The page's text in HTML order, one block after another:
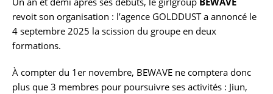
revoit son organisation : l’agence GOLDDUST a annoncé le
4 septembre 2025 la scission du groupe en deux
formations.
À compter du 1er novembre, BEWAVE ne comptera donc
plus que 3 membres pour poursuivre ses activités : Jiun,